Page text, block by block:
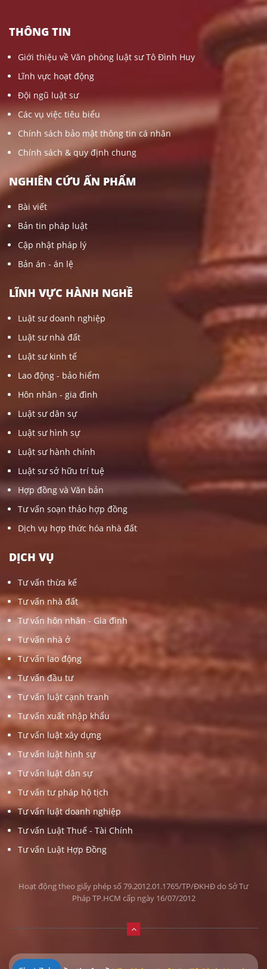
THÔNG TIN
Giới thiệu về Văn phòng luật sư Tô Đình Huy
Lĩnh vực hoạt động
Đội ngũ luật sư
Các vụ việc tiêu biểu
Chính sách bảo mật thông tin cá nhân
Chính sách & quy định chung
NGHIÊN CỨU ẤN PHẨM
Bài viết
Bản tin pháp luật
Cập nhật pháp lý
Bản án - án lệ
LĨNH VỰC HÀNH NGHỀ
Luật sư doanh nghiệp
Luật sư nhà đất
Luật sư kinh tế
Lao động - bảo hiểm
Hôn nhân - gia đình
Luật sư dân sự
Luật sư hình sự
Luật sư hành chính
Luật sư sở hữu trí tuệ
Hợp đồng và Văn bản
Tư vấn soạn thảo hợp đồng
Dịch vụ hợp thức hóa nhà đất
DỊCH VỤ
Tư vấn thừa kế
Tư vấn nhà đất
Tư vấn hôn nhân - Gia đình
Tư vấn nhà ở
Tư vấn lao động
Tư vấn đầu tư
Tư vấn luật cạnh tranh
Tư vấn xuất nhập khẩu
Tư vấn luật xây dựng
Tư vấn luật hình sự
Tư vấn luật dân sự
Tư vấn tư pháp hộ tịch
Tư vấn luật doanh nghiệp
Tư vấn Luật Thuế - Tài Chính
Tư vấn Luật Hợp Đồng
Hoạt động theo giấy phép số 79.2012.01.1765/TP/ĐKHĐ do Sở Tư
Pháp TP.HCM cấp ngày 16/07/2012